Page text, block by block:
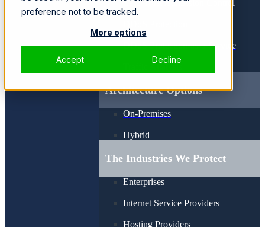
preference not to be tracked.
More options
Accept Decline
Zero Trust Admission Control
DDoS Protection-as-a-Service
Architecture Options
On-Premises
Hybrid
The Industries We Protect
Enterprises
Internet Service Providers
Hosting Providers